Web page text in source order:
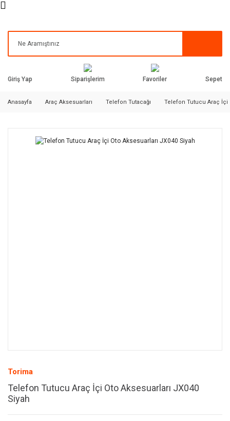
Giriş Yap Siparişlerim Favoriler Sepet
Anasayfa Araç Aksesuarları Telefon Tutacağı Telefon Tutucu Araç İçi
Torima
Telefon Tutucu Araç İçi Oto Aksesuarları JX040
Siyah